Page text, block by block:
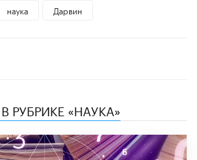
наука Дарвин
РУБРИКЕ «НАУКА»